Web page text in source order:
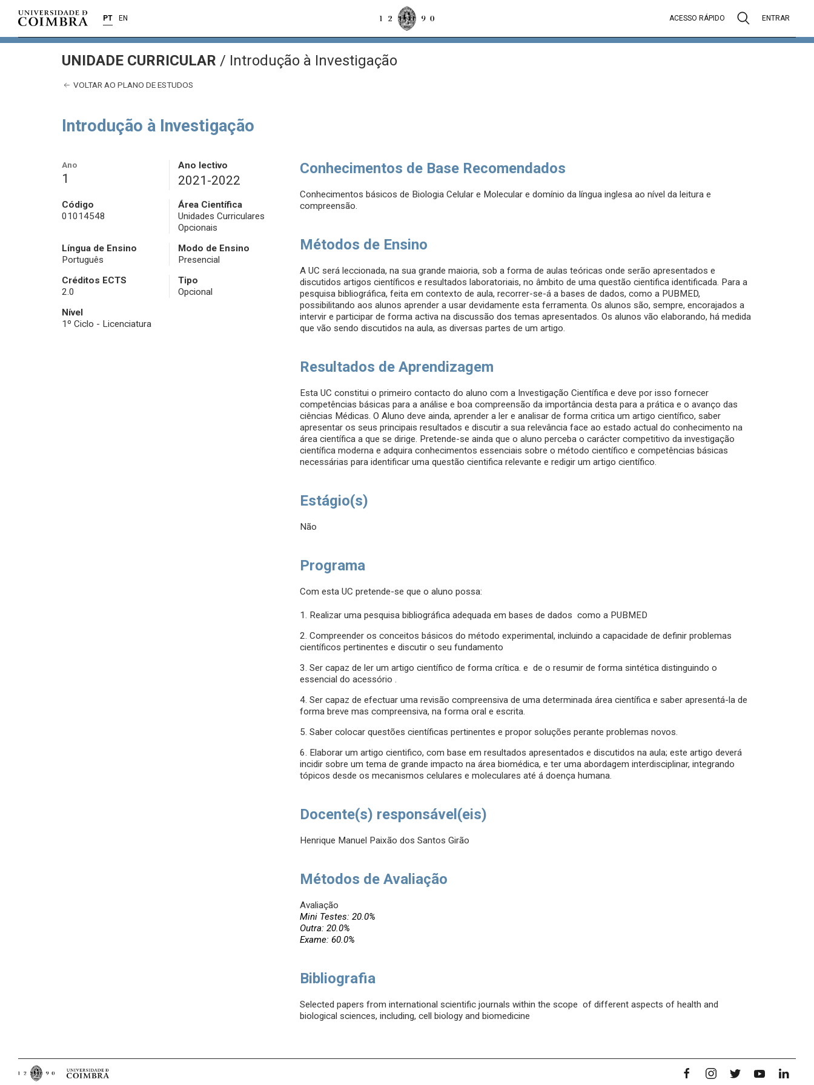
PT EN ACESSO RÁPIDO ENTRAR
UNIDADE CURRICULAR / Introdução à Investigação
VOLTAR AO PLANO DE ESTUDOS
Introdução à Investigação
Ano
1
Ano lectivo
2021-2022
Código
01014548
Área Científica
Unidades Curriculares
Opcionais
Língua de Ensino
Português
Modo de Ensino
Presencial
Créditos ECTS
2.0
Tipo
Opcional
Nível
1º Ciclo - Licenciatura
Conhecimentos de Base Recomendados
Conhecimentos básicos de Biologia Celular e Molecular e domínio da língua inglesa ao nível da leitura e
compreensão.
Métodos de Ensino
A UC será leccionada, na sua grande maioria, sob a forma de aulas teóricas onde serão apresentados e
discutidos artigos científicos e resultados laboratoriais, no âmbito de uma questão cientifica identificada. Para a
pesquisa bibliográfica, feita em contexto de aula, recorrer-se-á a bases de dados, como a PUBMED,
possibilitando aos alunos aprender a usar devidamente esta ferramenta. Os alunos são, sempre, encorajados a
intervir e participar de forma activa na discussão dos temas apresentados. Os alunos vão elaborando, há medida
que vão sendo discutidos na aula, as diversas partes de um artigo.
Resultados de Aprendizagem
Esta UC constitui o primeiro contacto do aluno com a Investigação Científica e deve por isso fornecer
competências básicas para a análise e boa compreensão da importância desta para a prática e o avanço das
ciências Médicas. O Aluno deve ainda, aprender a ler e analisar de forma critica um artigo científico, saber
apresentar os seus principais resultados e discutir a sua relevância face ao estado actual do conhecimento na
área científica a que se dirige. Pretende-se ainda que o aluno perceba o carácter competitivo da investigação
científica moderna e adquira conhecimentos essenciais sobre o método científico e competências básicas
necessárias para identificar uma questão cientifica relevante e redigir um artigo científico.
Estágio(s)
Não
Programa
Com esta UC pretende-se que o aluno possa:
1. Realizar uma pesquisa bibliográfica adequada em bases de dados como a PUBMED
2. Compreender os conceitos básicos do método experimental, incluindo a capacidade de definir problemas
científicos pertinentes e discutir o seu fundamento
3. Ser capaz de ler um artigo científico de forma crítica. e de o resumir de forma sintética distinguindo o
essencial do acessório .
4. Ser capaz de efectuar uma revisão compreensiva de uma determinada área científica e saber apresentá-la de
forma breve mas compreensiva, na forma oral e escrita.
5. Saber colocar questões científicas pertinentes e propor soluções perante problemas novos.
6. Elaborar um artigo cientifico, com base em resultados apresentados e discutidos na aula; este artigo deverá
incidir sobre um tema de grande impacto na área biomédica, e ter uma abordagem interdisciplinar, integrando
tópicos desde os mecanismos celulares e moleculares até á doença humana.
Docente(s) responsável(eis)
Henrique Manuel Paixão dos Santos Girão
Métodos de Avaliação
Avaliação
Mini Testes: 20.0%
Outra: 20.0%
Exame: 60.0%
Bibliografia
Selected papers from international scientific journals within the scope of different aspects of health and
biological sciences, including, cell biology and biomedicine